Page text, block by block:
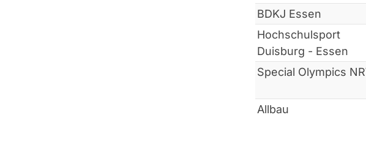
BDKJ Essen
Hochschulsport
Duisburg - Essen
Special Olympics
Allbau